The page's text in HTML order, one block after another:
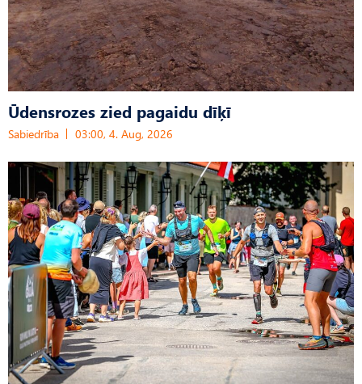
Ūdensrozes zied pagaidu dīķī
Sabiedrība 03:00, 4. Aug, 2026